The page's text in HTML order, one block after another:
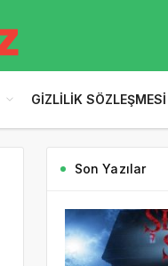
GIZLILIK SÖZLEŞMESI
Son Yazılar